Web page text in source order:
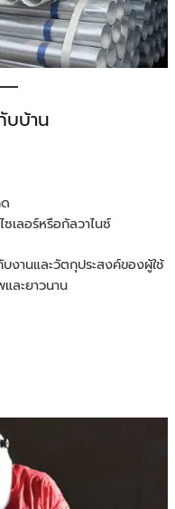
บบ้าน
เลอร์หรือกัลวาไนซ์
บงานและวัตกุประสงค์ของผู้ใช้
ละยาวนาน